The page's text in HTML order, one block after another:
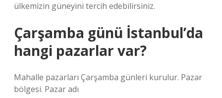
ülkemizin güneyini tercih edebilirsiniz.
Çarşamba günü İstanbul’da
hangi pazarlar var?
Mahalle pazarları Çarşamba günleri kurulur. Pazar
bölgesi. Pazar adı